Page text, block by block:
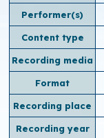
Performer(s)
Content type
Recording media
Format
Recording place
Recording year